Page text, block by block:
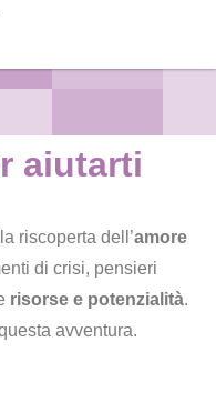
aiutarti
riscoperta dell’amore
di crisi, pensieri
risorse e potenzialità.
avventura.